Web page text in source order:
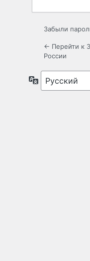
Забыли
← Перейти к
России
Язык